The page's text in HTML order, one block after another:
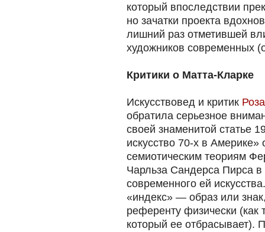
который впоследствии
но зачатки проекта
лишний раз отметившей
художников современных
Критики о Матта-Кларке
Искусствовед и критик
обратила серьезное
своей знаменитой статье
искусство 70-х в Америке»
семиотическим теориям
Чарльза Сандерса Пирса
современного ей
«индекс» — образ или
референту физически (как
который ее отбрасывает).